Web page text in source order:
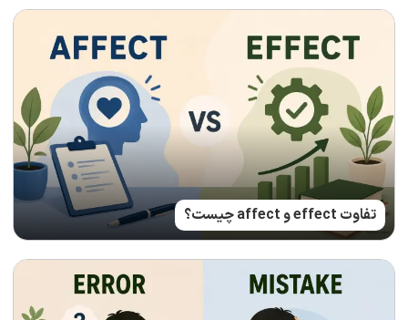
تفاوت effect و affect چیست؟